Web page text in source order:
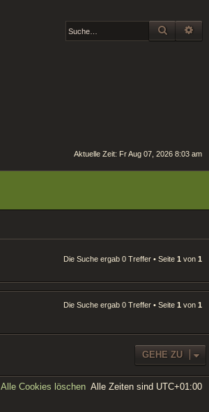
SUCHE
Aktuelle Zeit: Fr Aug 07, 2026 8:03 am
Die Suche ergab 0 Treffer • Seite 1 von 1
Die Suche ergab 0 Treffer • Seite 1 von 1
GEHE ZU
Alle Zeiten sind UTC+01:00
Alle Cookies löschen